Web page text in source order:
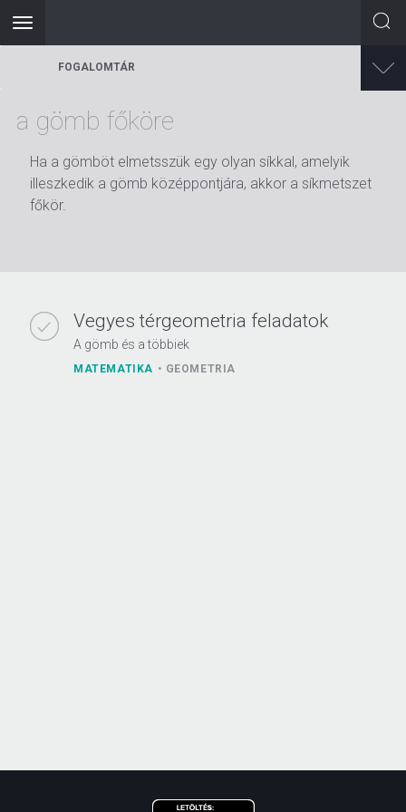
Toggle
navigation
FOGALOMTÁR
a gömb főköre
Ha a gömböt elmetsszük egy olyan síkkal, amelyik
illeszkedik a gömb középpontjára, akkor a síkmetszet
főkör.
Vegyes térgeometria feladatok
A gömb és a többiek
MATEMATIKA GEOMETRIA